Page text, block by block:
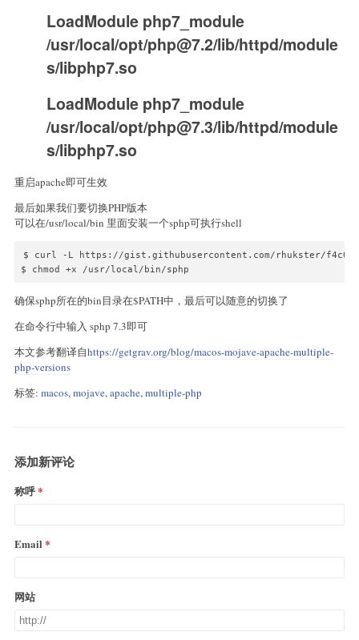
LoadModule php7_module
/usr/local/opt/php@7.2/lib/httpd/module
s/libphp7.so
LoadModule php7_module
/usr/local/opt/php@7.3/lib/httpd/module
s/libphp7.so
重启apache即可生效
最后如果我们要切换PHP版本
可以在/usr/local/bin 里面安装一个sphp可执行shell
$ curl -L https://gist.githubusercontent.com/rhukster/
确保sphp所在的bin目录在$PATH中，最后可以随意的切换了
在命令行中输入 sphp 7.3即可
本文参考翻译自https://getgrav.org/blog/macos-mojave-apache-multiple-
php-versions
标签: macos,mojave,apache,multiple-php
添加新评论
称呼
Email
网站